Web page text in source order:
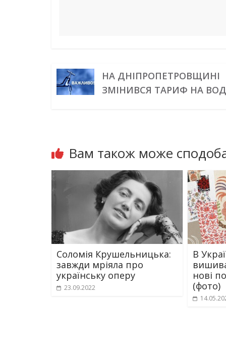
НА ДНІПРОПЕТРОВЩИНІ
ЗМІНИВСЯ ТАРИФ НА
Вам також може
Соломія Крушельницька:
завжди мріяла про
українську оперу
23.09.2022
В
нові
(фото)